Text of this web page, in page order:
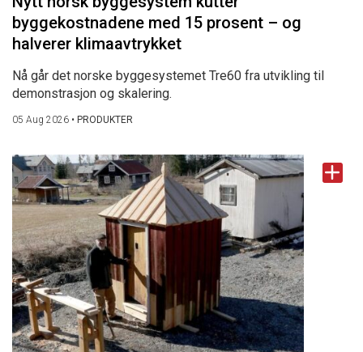
byggekostnadene med 15 prosent – og
halverer klimaavtrykket
Nå går det norske byggesystemet Tre60 fra utvikling til
demonstrasjon og skalering.
05 Aug 2026 • PRODUKTER